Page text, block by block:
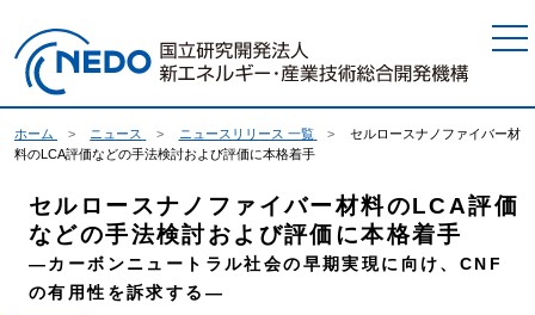
ホーム ニュース ニュースリリース 一覧
セルロースナノファイバー材
料のLCA評価などの手法検討および評価に本格着手
セルロースナノファイバー材料のLCA評価
などの手法検討および評価に本格着手
―カーボンニュートラル社会の早期実現に向け、CNF
の有用性を訴求する―